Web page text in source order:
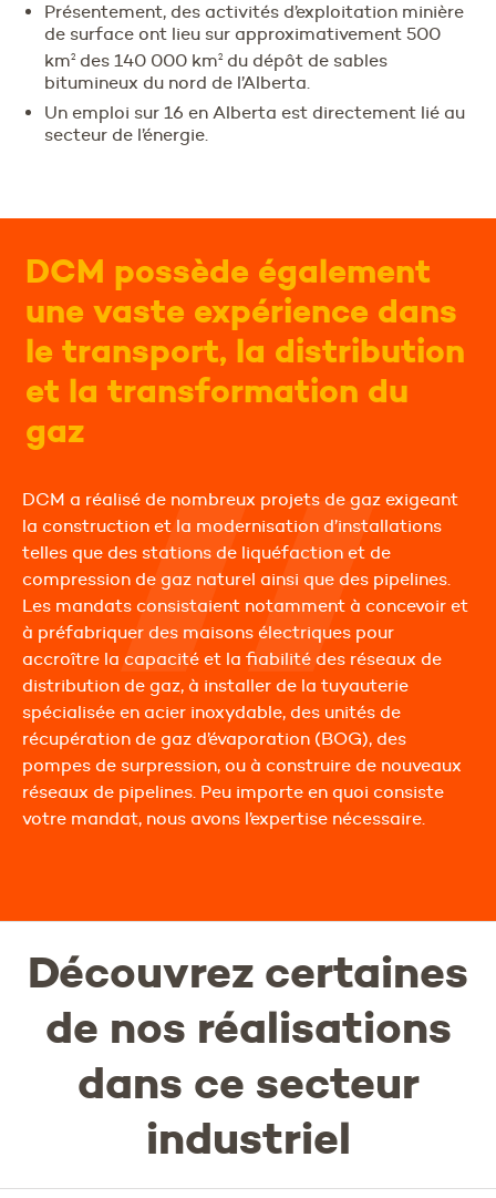
Présentement, des activités d’exploitation minière
de surface ont lieu sur approximativement 500
km2 des 140 000 km2 du dépôt de sables
bitumineux du nord de l’Alberta.
Un emploi sur 16 en Alberta est directement lié au
secteur de l’énergie.
DCM possède également
une vaste expérience dans
le transport, la distribution
et la transformation du
gaz
DCM a réalisé de nombreux projets de gaz exigeant
la construction et la modernisation d’installations
telles que des stations de liquéfaction et de
compression de gaz naturel ainsi que des pipelines.
Les mandats consistaient notamment à concevoir et
à préfabriquer des maisons électriques pour
accroître la capacité et la fiabilité des réseaux de
distribution de gaz, à installer de la tuyauterie
spécialisée en acier inoxydable, des unités de
récupération de gaz d’évaporation (BOG), des
pompes de surpression, ou à construire de nouveaux
réseaux de pipelines. Peu importe en quoi consiste
votre mandat, nous avons l’expertise nécessaire.
Découvrez certaines
de nos réalisations
dans ce secteur
industriel